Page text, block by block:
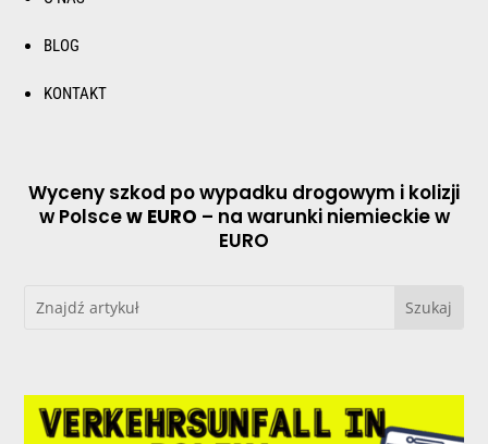
BLOG
KONTAKT
Wyceny szkod po wypadku drogowym i kolizji
w Polscew EURO – na warunki niemieckie w
EURO